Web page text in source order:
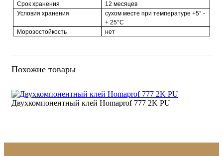
Срок хранения
12 месяцев
Условия хранения
сухом месте при температуре +5° -
+ 25°C
Морозостойкость
нет
Похожие товары
Двухкомпонентный клей Homaprof 777 2K PU